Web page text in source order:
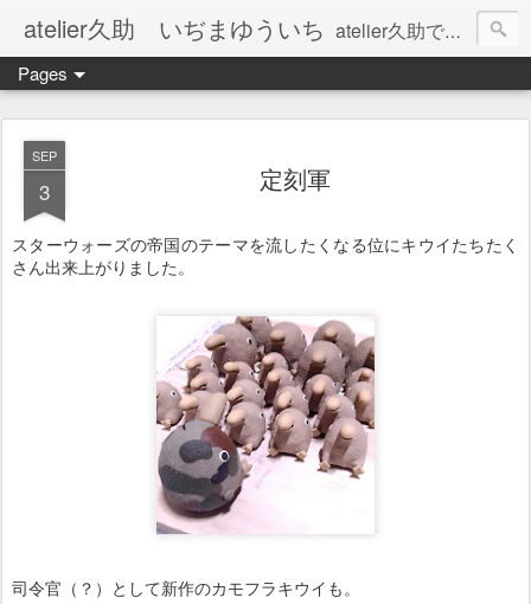
atelier久助 いぢまゆういち atelier久助では土と火から暖かなモノたちを生み出しています。 ご覧になられた方が和んで頂ければ幸いです。
Pages
SEP
3 定刻軍
スターウォーズの帝国のテーマを流したくなる位にキウイたちたく
さん出来上がりました。
司令官（？）として新作のカモフラキウイも。